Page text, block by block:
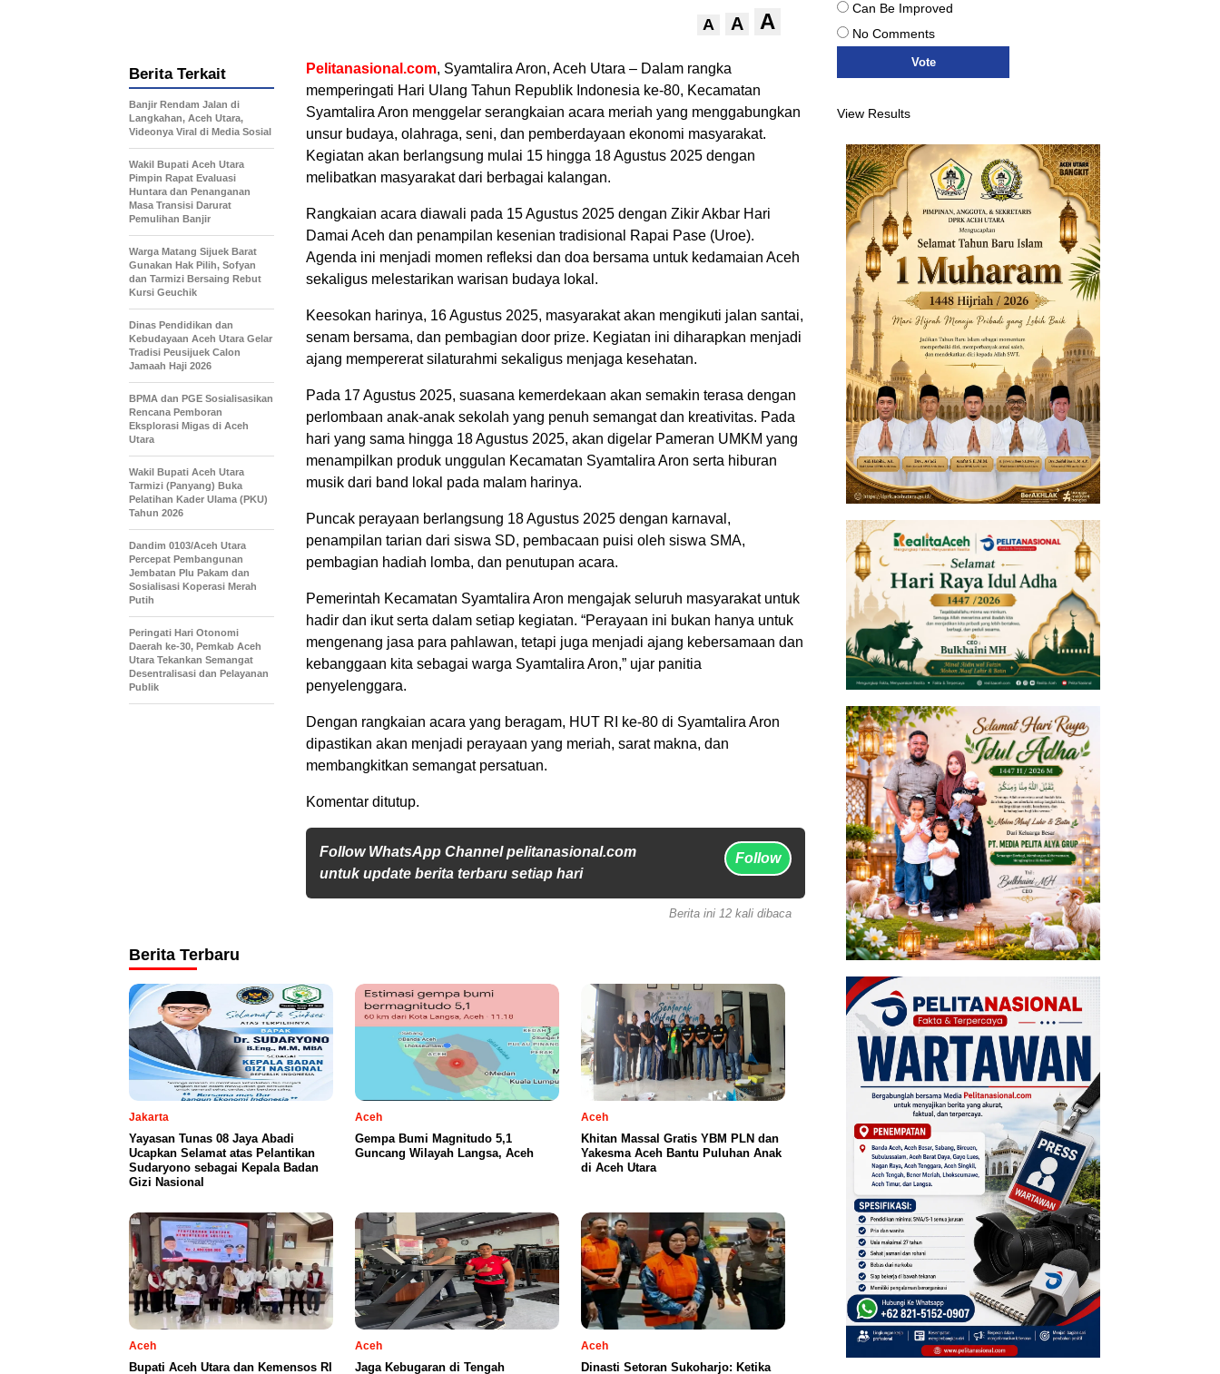
A A A
Pelitanasional.com, Syamtalira Aron, Aceh Utara – Dalam rangka
memperingati Hari Ulang Tahun Republik Indonesia ke-80, Kecamatan
Syamtalira Aron menggelar serangkaian acara meriah yang menggabungkan
unsur budaya, olahraga, seni, dan pemberdayaan ekonomi masyarakat.
Kegiatan akan berlangsung mulai 15 hingga 18 Agustus 2025 dengan
melibatkan masyarakat dari berbagai kalangan.
Rangkaian acara diawali pada 15 Agustus 2025 dengan Zikir Akbar Hari
Damai Aceh dan penampilan kesenian tradisional Rapai Pase (Uroe).
Agenda ini menjadi momen refleksi dan doa bersama untuk kedamaian Aceh
sekaligus melestarikan warisan budaya lokal.
Keesokan harinya, 16 Agustus 2025, masyarakat akan mengikuti jalan santai,
senam bersama, dan pembagian door prize. Kegiatan ini diharapkan menjadi
ajang mempererat silaturahmi sekaligus menjaga kesehatan.
Pada 17 Agustus 2025, suasana kemerdekaan akan semakin terasa dengan
perlombaan anak-anak sekolah yang penuh semangat dan kreativitas. Pada
hari yang sama hingga 18 Agustus 2025, akan digelar Pameran UMKM yang
menampilkan produk unggulan Kecamatan Syamtalira Aron serta hiburan
musik dari band lokal pada malam harinya.
Puncak perayaan berlangsung 18 Agustus 2025 dengan karnaval,
penampilan tarian dari siswa SD, pembacaan puisi oleh siswa SMA,
pembagian hadiah lomba, dan penutupan acara.
Pemerintah Kecamatan Syamtalira Aron mengajak seluruh masyarakat untuk
hadir dan ikut serta dalam setiap kegiatan. “Perayaan ini bukan hanya untuk
mengenang jasa para pahlawan, tetapi juga menjadi ajang kebersamaan dan
kebanggaan kita sebagai warga Syamtalira Aron,” ujar panitia
penyelenggara.
Dengan rangkaian acara yang beragam, HUT RI ke-80 di Syamtalira Aron
dipastikan akan menjadi perayaan yang meriah, sarat makna, dan
membangkitkan semangat persatuan.
Komentar ditutup.
Follow WhatsApp Channel pelitanasional.com
untuk update berita terbaru setiap hari
Follow
Berita Terkait
Banjir Rendam Jalan di
Langkahan, Aceh Utara,
Videonya Viral di Media Sosial
Wakil Bupati Aceh Utara
Pimpin Rapat Evaluasi
Huntara dan Penanganan
Masa Transisi Darurat
Pemulihan Banjir
Warga Matang Sijuek Barat
Gunakan Hak Pilih, Sofyan
dan Tarmizi Bersaing Rebut
Kursi Geuchik
Dinas Pendidikan dan
Kebudayaan Aceh Utara Gelar
Tradisi Peusijuek Calon
Jamaah Haji 2026
BPMA dan PGE Sosialisasikan
Rencana Pemboran
Eksplorasi Migas di Aceh
Utara
Wakil Bupati Aceh Utara
Tarmizi (Panyang) Buka
Pelatihan Kader Ulama (PKU)
Tahun 2026
Dandim 0103/Aceh Utara
Percepat Pembangunan
Jembatan Plu Pakam dan
Sosialisasi Koperasi Merah
Putih
Peringati Hari Otonomi
Daerah ke-30, Pemkab Aceh
Utara Tekankan Semangat
Desentralisasi dan Pelayanan
Publik
Berita ini 12 kali dibaca
Berita Terbaru
Jakarta
Yayasan Tunas 08 Jaya Abadi
Ucapkan Selamat atas Pelantikan
Sudaryono sebagai Kepala Badan
Gizi Nasional
Aceh
Gempa Bumi Magnitudo 5,1
Guncang Wilayah Langsa, Aceh
Aceh
Khitan Massal Gratis YBM PLN dan
Yakesma Aceh Bantu Puluhan Anak
di Aceh Utara
Aceh
Bupati Aceh Utara dan Kemensos RI
Aceh
Jaga Kebugaran di Tengah
Aceh
Dinasti Setoran Sukoharjo: Ketika
Can Be Improved
No Comments
View Results